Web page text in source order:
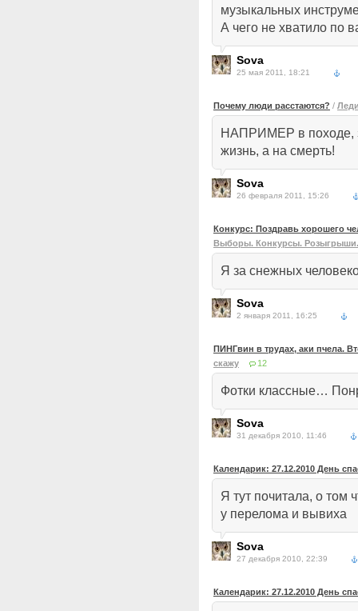
музыкальных
А чего не хватило по
Sova
25 мая 2011, 18:21
Почему люди расстаются? /
НАПРИМЕР в походе,
жизнь, а на смерть!
Sova
26 февраля 2011, 15:26
Конкурс: Поздравь хорошего
Выборы. Конкурсы. Розыгрыши.
Я за снежных
Sova
2 января 2011, 16:25
ПИНГвин в трудах, аки пчела.
скажу
12
Фотки классные…
Sova
31 декабря 2010, 11:46
Календарик: 27.12.2010 День
Я тут почитала, о
у перелома и вывиха
Sova
27 декабря 2010, 22:39
Календарик: 27.12.2010 День